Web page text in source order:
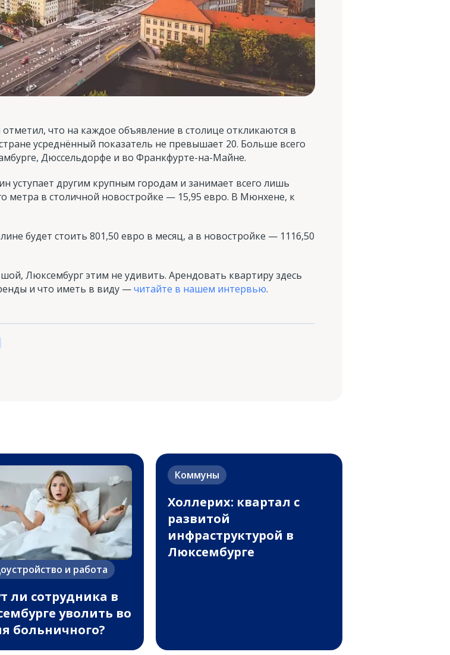
что на каждое объявление в столице откликаются в
усреднённый показатель не превышает 20. Больше всего
Дюссельдорфе и во Франкфурте-на-Майне.
уступает другим крупным городам и занимает всего лишь
метра в столичной новостройке — 15,95 евро. В Мюнхене, к
будет стоить 801,50 евро в месяц, а в новостройке — 1116,50
Люксембург этим не удивить. Арендовать квартиру здесь
и что иметь в виду —читайте в нашем интервью.
и работа
ли сотрудника в
уволить во
больничного?
Коммуны
Холлерих: квартал с
развитой
инфраструктурой в
Люксембурге